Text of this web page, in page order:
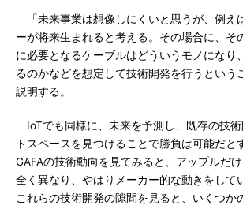
「未来事業は想像しにくいと思うが、例え
ーが将来生まれると考える。その場合に、そ
に必要となるケーブルはどういうモノになり
るのかなどを想定して技術開発を行うという
説明する。
IoTでも同様に、未来を予測し、既存の技術
トスペースを見つけることで勝負は可能だと
GAFAの技術動向を見てみると、アップルだ
全く異なり、やはりメーカー的な動きをして
これらの技術開発の隙間を見ると、いくつか